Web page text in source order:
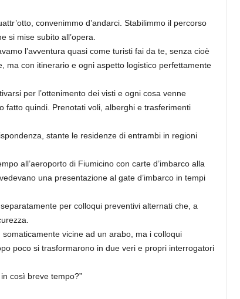
convenimmo d’andarci. Stabilimmo il percorso
si mise subito all’opera.
l’avventura quasi come turisti fai da te, senza cioè
ma con itinerario e ogni aspetto logistico perfettamente
per l’ottenimento dei visti e ogni cosa venne
fatto quindi. Prenotati voli, alberghi e trasferimenti
stante le residenze di entrambi in regioni
all’aeroporto di Fiumicino con carte d’imbarco alla
una presentazione al gate d’imbarco in tempi
per colloqui preventivi alternati che, a
vicine ad un arabo, ma i colloqui
poco si trasformarono in due veri e propri interrogatori
così breve tempo?”